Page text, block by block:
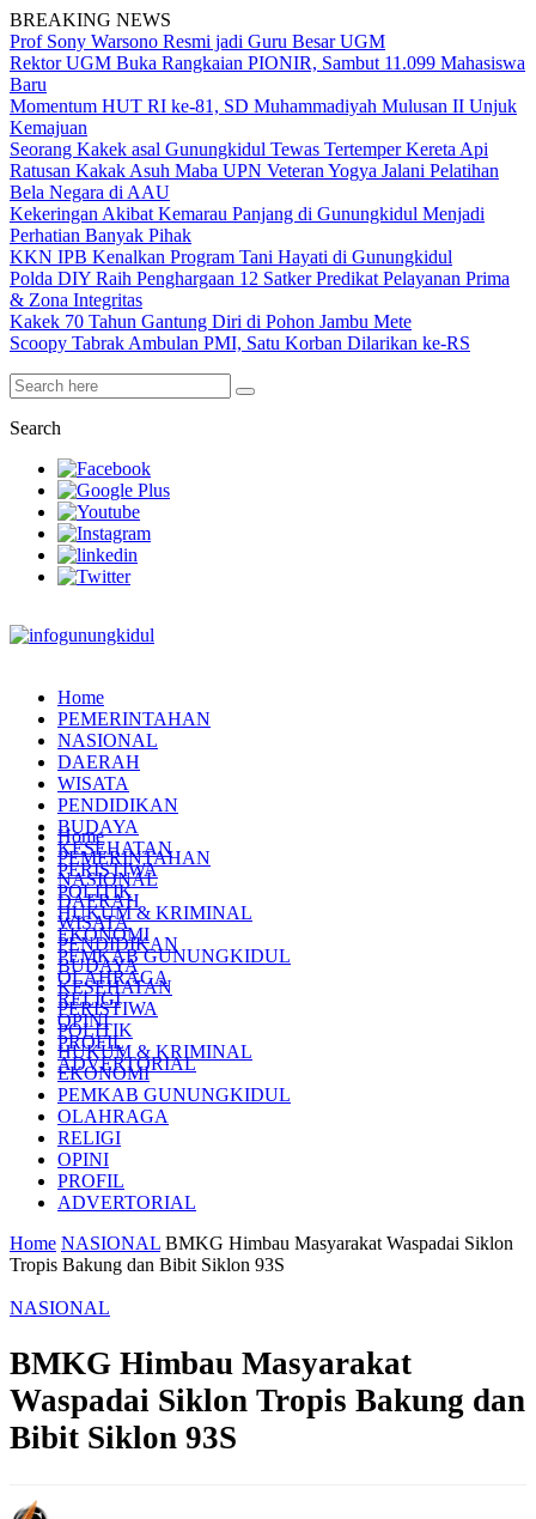
BREAKING NEWS
Prof Sony Warsono Resmi jadi Guru Besar UGM
Rektor UGM Buka Rangkaian PIONIR, Sambut 11.099 Mahasiswa
Baru
Momentum HUT RI ke-81, SD Muhammadiyah Mulusan II Unjuk
Kemajuan
Seorang Kakek asal Gunungkidul Tewas Tertemper Kereta Api
Ratusan Kakak Asuh Maba UPN Veteran Yogya Jalani Pelatihan
Bela Negara di AAU
Kekeringan Akibat Kemarau Panjang di Gunungkidul Menjadi
Perhatian Banyak Pihak
KKN IPB Kenalkan Program Tani Hayati di Gunungkidul
Polda DIY Raih Penghargaan 12 Satker Predikat Pelayanan Prima
& Zona Integritas
Kakek 70 Tahun Gantung Diri di Pohon Jambu Mete
Scoopy Tabrak Ambulan PMI, Satu Korban Dilarikan ke-RS
Search
Home
PEMERINTAHAN
NASIONAL
DAERAH
WISATA
PENDIDIKAN
BUDAYA
KESEHATAN
PERISTIWA
POLITIK
HUKUM & KRIMINAL
EKONOMI
PEMKAB GUNUNGKIDUL
OLAHRAGA
RELIGI
OPINI
PROFIL
ADVERTORIAL
Home
PEMERINTAHAN
NASIONAL
DAERAH
WISATA
PENDIDIKAN
BUDAYA
KESEHATAN
PERISTIWA
POLITIK
HUKUM & KRIMINAL
EKONOMI
PEMKAB GUNUNGKIDUL
OLAHRAGA
RELIGI
OPINI
PROFIL
ADVERTORIAL
Home NASIONAL BMKG Himbau Masyarakat Waspadai Siklon
Tropis Bakung dan Bibit Siklon 93S
NASIONAL
BMKG Himbau Masyarakat
Waspadai Siklon Tropis Bakung dan
Bibit Siklon 93S